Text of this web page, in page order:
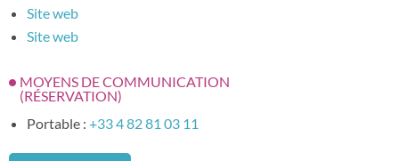
Site web
Site web
MOYENS DE COMMUNICATION
(RÉSERVATION)
Portable : +33 4 82 81 03 11